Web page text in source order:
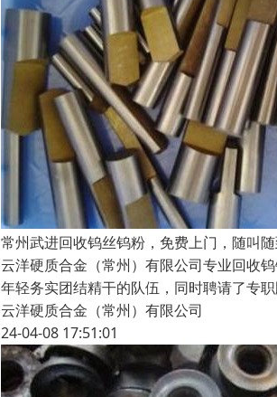
常州武进回收钨丝钨粉，免费上门，随叫
云洋硬质合金（常州）有限公司专业回
年轻务实团结精干的队伍，同时聘请了专
云洋硬质合金（常州）有限公司
24-04-08 17:51:01